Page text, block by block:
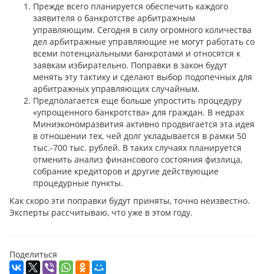
Прежде всего планируется обеспечить каждого
заявителя о банкротстве арбитражным
управляющим. Сегодня в силу огромного количества
дел арбитражные управляющие не могут работать со
всеми потенциальными банкротами и относятся к
заявкам избирательно. Поправки в закон будут
менять эту тактику и сделают выбор подопечных для
арбитражных управляющих случайным.
Предполагается еще больше упростить процедуру
«упрощенного банкротства» для граждан. В недрах
Миниэкономразвития активно продвигается эта идея
в отношении тех, чей долг укладывается в рамки 50
тыс.-700 тыс. рублей. В таких случаях планируется
отменить анализ финансового состояния физлица,
собрание кредиторов и другие действующие
процедурные пункты.
Как скоро эти поправки будут приняты, точно неизвестно.
Эксперты рассчитываю, что уже в этом году.
Поделиться